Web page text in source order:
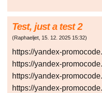
Test, just a test 2
(Raphaeljet, 15. 12. 2025 15:32)
https://yandex-
https://yandex-
https://yandex-
https://yandex-